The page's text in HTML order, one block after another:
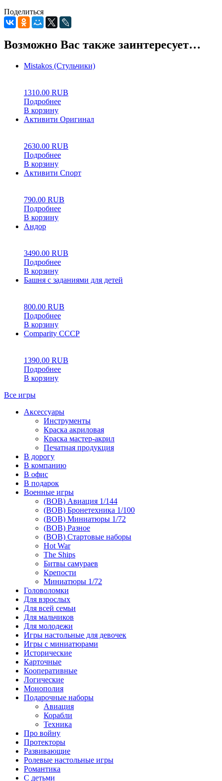
Поделиться
Возможно Вас также заинтересует…
Mistakos (Стульчики)
1310.00 RUB
Подробнее
В корзину
Активити Оригинал
2630.00 RUB
Подробнее
В корзину
Активити Спорт
790.00 RUB
Подробнее
В корзину
Андор
3490.00 RUB
Подробнее
В корзину
Башня с заданиями для детей
800.00 RUB
Подробнее
В корзину
Comparity СССР
1390.00 RUB
Подробнее
В корзину
Все игры
Аксессуары
Инструменты
Краска акриловая
Краска мастер-акрил
Печатная продукция
В дорогу
В компанию
В офис
В подарок
Военные игры
(ВОВ) Авиация 1/144
(ВОВ) Бронетехника 1/100
(ВОВ) Миниатюры 1/72
(ВОВ) Разное
(ВОВ) Стартовые наборы
Hot War
The Ships
Битвы самураев
Крепости
Миниатюры 1/72
Головоломки
Для взрослых
Для всей семьи
Для мальчиков
Для молодежи
Игры настольные для девочек
Игры с миниатюрами
Исторические
Карточные
Кооперативные
Логические
Монополия
Подарочные наборы
Авиация
Корабли
Техника
Про войну
Протекторы
Развивающие
Ролевые настольные игры
Романтика
С детьми